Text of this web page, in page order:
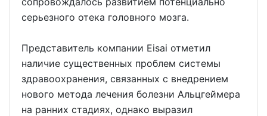
серьезного отека головного мозга.
Представитель компании Eisai отметил
наличие существенных проблем системы
здравоохранения, связанных с внедрением
нового метода лечения болезни Альцгеймера
на ранних стадиях, однако выразил